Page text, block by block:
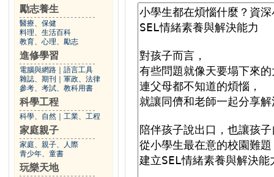
勵志養生
醫療、保健
料理、生活百科
教育、心理、勵志
進修學習
電腦與網路
語言工具
雜誌、期刊
軍政、法律
參考、考試、教科用書
科學工程
科學、自然 工業、工程
家庭親子
家庭、親子、人際
青少年、童書
玩樂天地